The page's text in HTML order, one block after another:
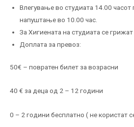
Влегување во студиата 14.00 часот
напуштање во 10.00 час.
За Хигиената на студиата се грижат
Доплата за превоз:
50€ – повратен билет за возрасни
40 € за деца од 2 – 12 години
0 – 2 години бесплатно ( не користат